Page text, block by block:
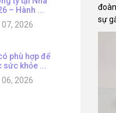
– Hành ...
2026
phù hợp để
sức khỏe ...
2026
sự